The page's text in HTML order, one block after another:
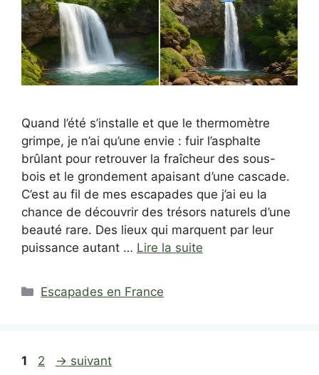
Quand l’été s’installe et que le thermomètre
grimpe, je n’ai qu’une envie : fuir l’asphalte
brûlant pour retrouver la fraîcheur des sous-
bois et le grondement apaisant d’une cascade.
C’est au fil de mes escapades que j’ai eu la
chance de découvrir des trésors naturels d’une
beauté rare. Des lieux qui marquent par leur
puissance autant … Lire la suite
Catégories
Escapades en France
Page
1 Page
2 → suivant